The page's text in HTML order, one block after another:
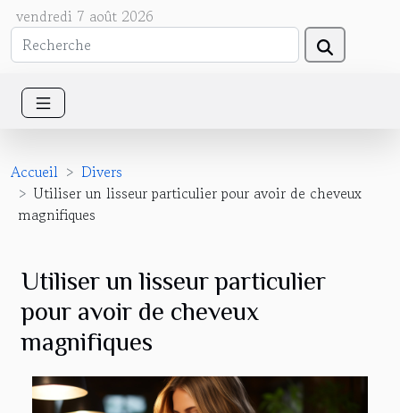
vendredi 7 août 2026
Accueil
Divers
Utiliser un lisseur particulier pour avoir de cheveux
magnifiques
Utiliser un lisseur particulier
pour avoir de cheveux
magnifiques